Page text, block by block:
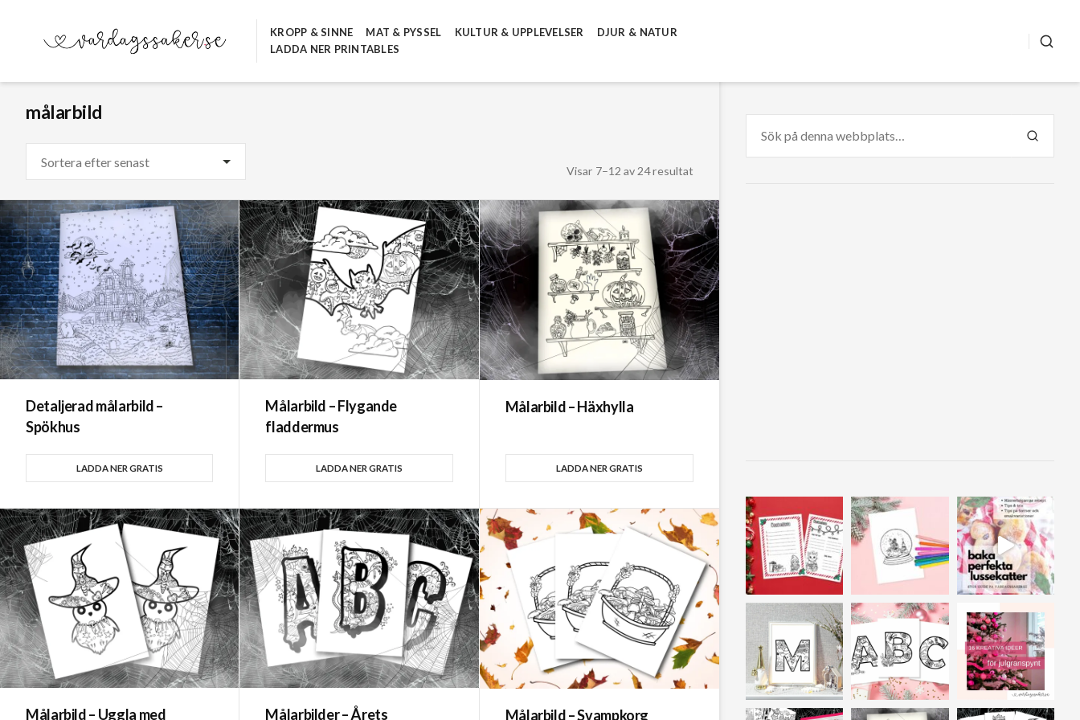
VARDAGSSAKER.SE
KROPP & SINNE MAT & PYSSEL KULTUR & UPPLEVELSER
DJUR & NATUR
LADDA NER PRINTABLES
målarbild
Visar 7–12 av 24 resultatSortera
senaste
Detaljerad målarbild –
Spökhus
LADDA NER GRATIS
Målarbild – Flygande
fladdermus
LADDA NER GRATIS
Målarbild – Häxhylla
LADDA NER GRATIS
Målarbild – Uggla med Målarbilder – Årets Målarbild – Svampkorg
efter:
SÖK